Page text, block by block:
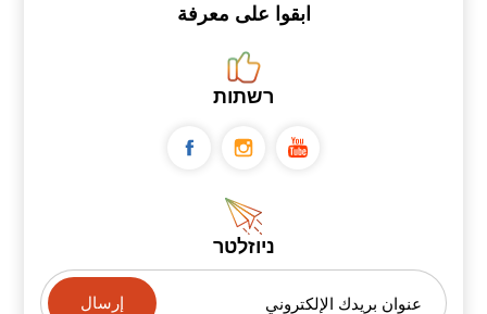
ابقوا على معرفة
רשתות
ניוזלטר
عنوان بريدك الإلكتروني